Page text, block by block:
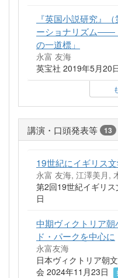
『英国小説研究』
ーショナリズム――
の一道標」
永富 友海
英宝社 2019年5月20
講演・口頭発表等 13
19世紀にイギリス
永富 友海, 江澤美月,
第2回19世紀イギリ
日
中期ヴィクトリア
ド・パークを中心に
永富友海
日本ヴィクトリア朝
会 2024年11月23日